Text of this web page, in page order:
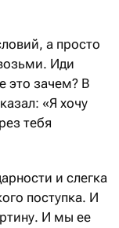
а просто
Иди
это зачем? В
«Я хочу
тебя
и слегка
поступка. И
И мы ее